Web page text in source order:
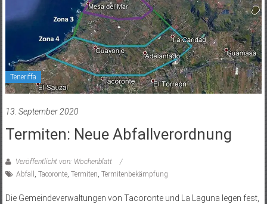
Teneriffa
13. September 2020
Termiten: Neue Abfallverordnung
Veröffentlicht von: Wochenblatt
Abfall , Tacoronte, Termiten, Termitenbekämpfung
Die Gemeindeverwaltungen von Tacoronte und La Laguna legen fest,